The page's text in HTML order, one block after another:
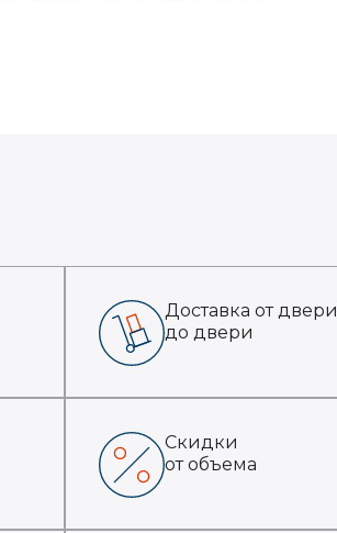
Доставка от двери
до двери
Скидки
от объема